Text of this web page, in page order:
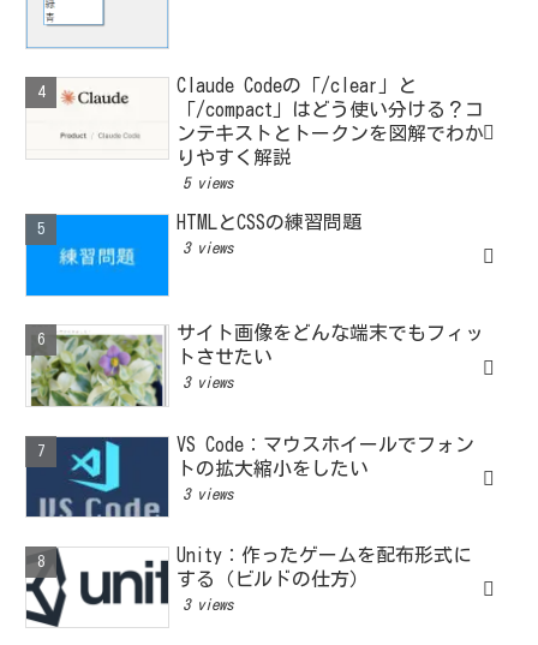
Claude Codeの「/clear」と
「/compact」はどう使い分ける？コ
ンテキストとトークンを図解でわか
りやすく解説
5 views
HTMLとCSSの練習問題
3 views
サイト画像をどんな端末でもフィッ
トさせたい
3 views
VS Code：マウスホイールでフォン
トの拡大縮小をしたい
3 views
Unity：作ったゲームを配布形式に
する（ビルドの仕方）
3 views